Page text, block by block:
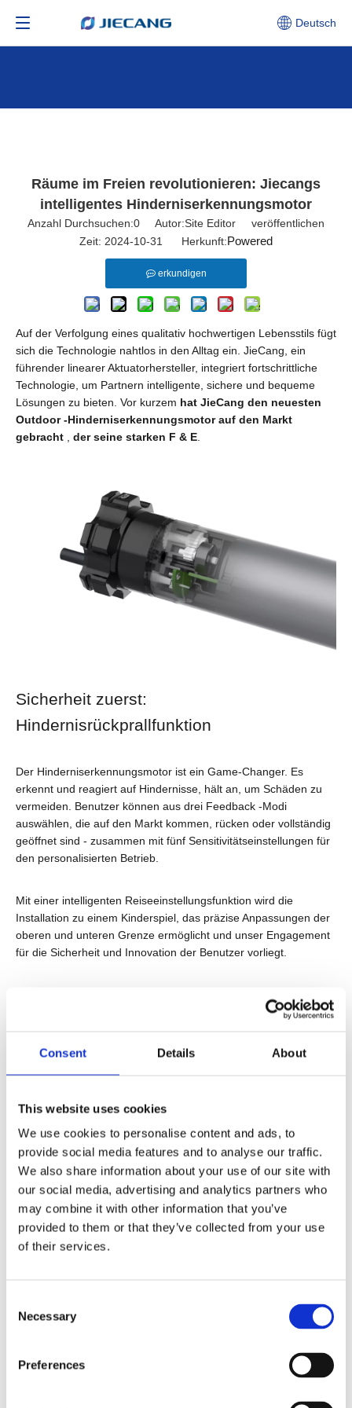
Consent Details About
This website uses cookies
We use cookies to personalise content and ads, to
provide social media features and to analyse our traffic.
We also share information about your use of our site with
our social media, advertising and analytics partners who
may combine it with other information that you’ve
provided to them or that they’ve collected from your use
of their services.
Selection
Necessary
Preferences
Deutsch
Räume im Freien revolutionieren: Jiecangs
intelligentes Hinderniserkennungsmotor
Anzahl Durchsuchen:0 Autor:Site Editor veröffentlichen
Zeit: 2024-10-31 Herkunft:Powered
erkundigen
Auf der Verfolgung eines qualitativ hochwertigen Lebensstils fügt
sich die Technologie nahtlos in den Alltag ein. JieCang, ein
führender linearer Aktuatorhersteller, integriert fortschrittliche
Technologie, um Partnern intelligente, sichere und bequeme
Lösungen zu bieten. Vor kurzem hat JieCang den neuesten
Outdoor -Hinderniserkennungsmotor auf den Markt
gebracht
der seine starken F & E
Sicherheit zuerst:
Hindernisrückprallfunktion
Der Hinderniserkennungsmotor ist ein Game-Changer. Es
erkennt und reagiert auf Hindernisse, hält an, um Schäden zu
vermeiden. Benutzer können aus drei Feedback -Modi
auswählen, die auf den Markt kommen, rücken oder vollständig
geöffnet sind - zusammen mit fünf Sensitivitätseinstellungen für
den personalisierten Betrieb.
Mit einer intelligenten Reiseeinstellungsfunktion wird die
Installation zu einem Kinderspiel, das präzise Anpassungen der
oberen und unteren Grenze ermöglicht und unser Engagement
für die Sicherheit und Innovation der Benutzer vorliegt.
Unser Gefrierschutzmechanismus erfasst automatisch extreme
Wetterbedingungen und pausiert den Betrieb, um mechanische
Ausfälle zu vermeiden und die zuverlässige Nutzung von
Außentönen zu gewährleisten.
Dieser Motor bewertete IP44 für Wasser- und Staubwiderstand
robuste Schutz für Ihre Außenbereiche zu gewährleisten.